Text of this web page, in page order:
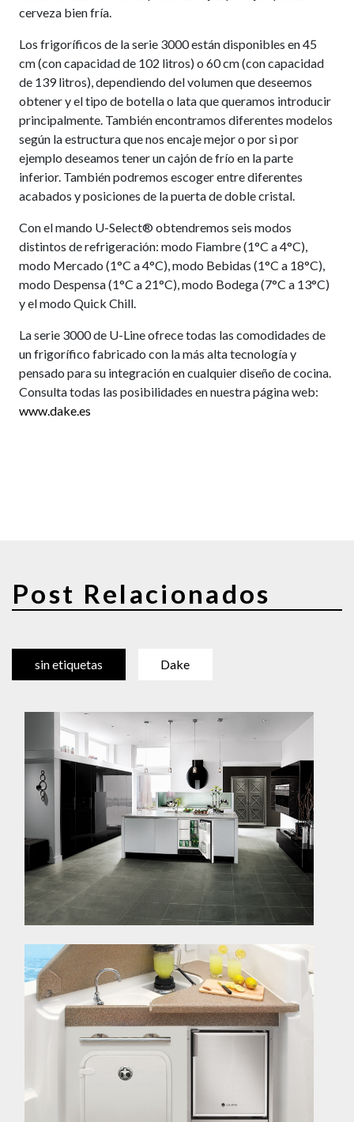
cerveza bien fría.
Los frigoríficos de la serie 3000 están disponibles en 45
cm (con capacidad de 102 litros) o 60 cm (con capacidad
de 139 litros), dependiendo del volumen que deseemos
obtener y el tipo de botella o lata que queramos introducir
principalmente. También encontramos diferentes modelos
según la estructura que nos encaje mejor o por si por
ejemplo deseamos tener un cajón de frío en la parte
inferior. También podremos escoger entre diferentes
acabados y posiciones de la puerta de doble cristal.
Con el mando U-Select® obtendremos seis modos
distintos de refrigeración: modo Fiambre (1°C a 4°C),
modo Mercado (1°C a 4°C), modo Bebidas (1°C a 18°C),
modo Despensa (1°C a 21°C), modo Bodega (7°C a 13°C)
y el modo Quick Chill.
La serie 3000 de U-Line ofrece todas las comodidades de
un frigorífico fabricado con la más alta tecnología y
pensado para su integración en cualquier diseño de cocina.
Consulta todas las posibilidades en nuestra página web:
www.dake.es
Post Relacionados
sin etiquetas Dake